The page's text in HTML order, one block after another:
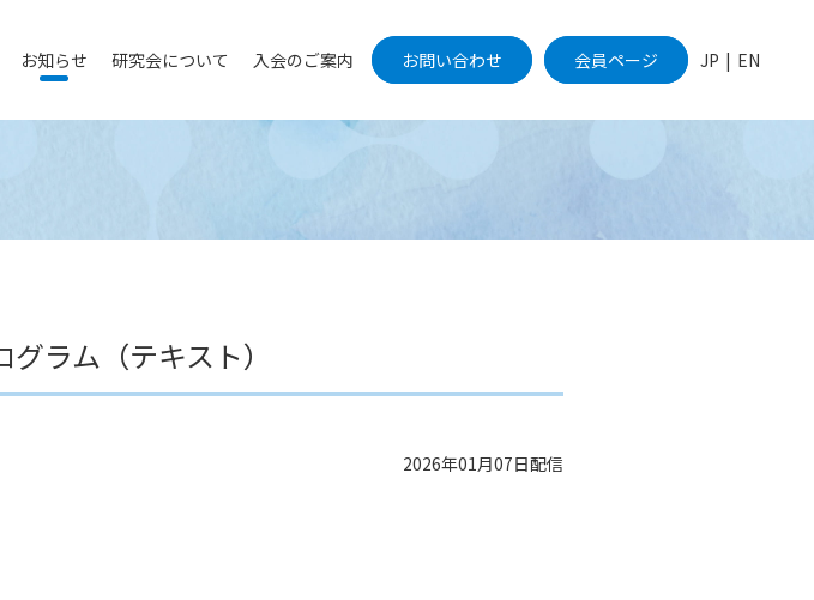
お知らせ 研究会について 入会のご案内 お問い合わせ 会員ページ JP | EN
ラム（テキスト）
2026年01月07日配信